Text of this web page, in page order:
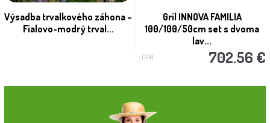
Výsadba trvalkového záhona –
Fialovo-modrý trval...
Gril INNOVA FAMILIA
100/100/50cm set s dvoma
lav...
s DPH 702.56 €